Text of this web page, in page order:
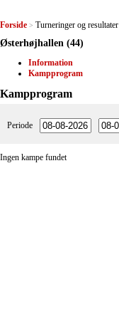
Forside > Turneringer og resultater
Østerhøjhallen (44)
Information
Kampprogram
Kampprogram
Periode
Ingen kampe fundet